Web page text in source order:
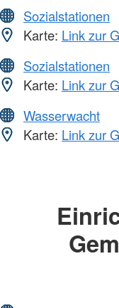
Sozialstationen
Karte: Link zur
Sozialstationen
Karte: Link zur
Wasserwacht
Karte: Link zur